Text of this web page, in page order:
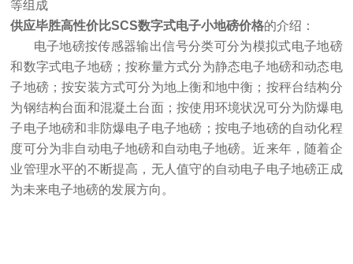
等组成
供应毕胜高性价比SCS数字式电子小地磅价格的介绍：
电子地磅按传感器输出信号分类可分为模拟式电子地磅
和数字式电子地磅；按称量方式分为静态电子地磅和动态电
子地磅；按安装方式可分为地上衡和地中衡；按秤台结构分
为钢结构台面和混凝土台面；按使用环境状况可分为防爆电
子电子地磅和非防爆电子电子地磅；按电子地磅的自动化程
度可分为非自动电子地磅和自动电子地磅。近来年，随着企
业管理水平的不断提高，无人值守的自动电子电子地磅正成
为未来电子地磅的发展方向。